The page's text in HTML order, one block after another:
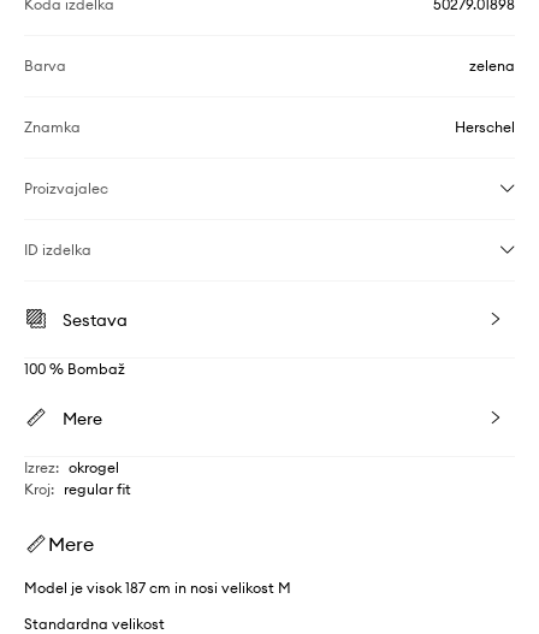
Koda izdelka 50279.01898
Barva zelena
Znamka Herschel
Proizvajalec
ID izdelka
Sestava
100 % Bombaž
Mere
Izrez: okrogel
Kroj: regular fit
Mere
Model je visok 187 cm in nosi velikost M
Standardna velikost